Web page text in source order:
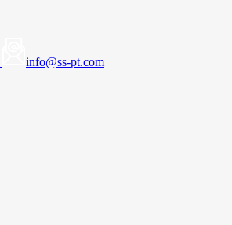
info@ss-pt.com